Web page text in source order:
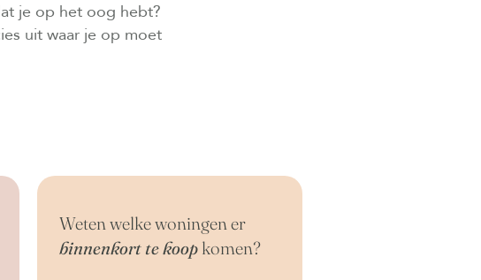
je op het oog hebt?
uit waar je op moet
Weten welke woningen er
binnenkort te koopkomen?